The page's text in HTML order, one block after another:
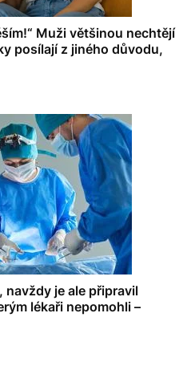
Muži většinou nechtějí
posílají z jiného důvodu,
navždy je ale připravil
lékaři nepomohli –